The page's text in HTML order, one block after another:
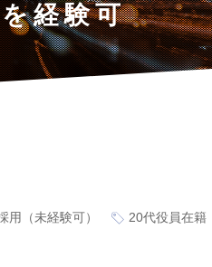
経験可
用（未経験可） 20代役員在籍